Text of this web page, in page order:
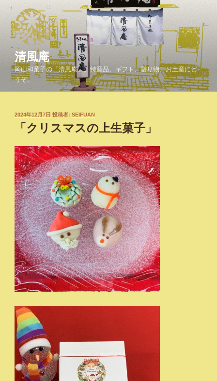
清風庵
岡山和菓子の「清風庵」。特産品、ギフト、贈り物、お土産にど
うぞ。
投
2024年12月7日 投稿者: SEIFUAN
「クリスマスの上生菓子」